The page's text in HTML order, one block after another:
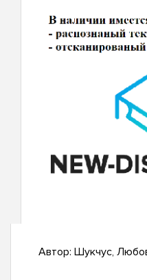
Автор: Шукчус,